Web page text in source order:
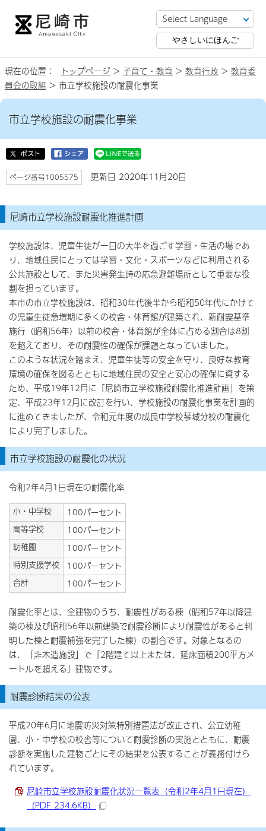
やさしいにほんご
現在の位置： トップページ > 子育て・教育 > 教育行政 > 教育委
員会の取組 > 市立学校施設の耐震化事業
市立学校施設の耐震化事業
ページ番号1005575 更新日 2020年11月20日
尼崎市立学校施設耐震化推進計画
学校施設は、児童生徒が一日の大半を過ごす学習・生活の場であ
り、地域住民にとっては学習・文化・スポーツなどに利用される
公共施設として、また災害発生時の応急避難場所として重要な役
割を担っています。
本市の市立学校施設は、昭和30年代後半から昭和50年代にかけて
の児童生徒急増期に多くの校舎・体育館が建築され、新耐震基準
施行（昭和56年）以前の校舎・体育館が全体に占める割合は8割
を超えており、その耐震性の確保が課題となっていました。
このような状況を踏まえ、児童生徒等の安全を守り、良好な教育
環境の確保を図るとともに地域住民の安全と安心の確保に資する
ため、平成19年12月に「尼崎市立学校施設耐震化推進計画」を策
定、平成23年12月に改訂を行い、学校施設の耐震化事業を計画的
に進めてきましたが、令和元年度の成良中学校琴城分校の耐震化
により完了しました。
市立学校施設の耐震化の状況
令和2年4月1日現在の耐震化率
小・中学校
100パーセント
高等学校
100パーセント
幼稚園
100パーセント
特別支援学校
100パーセント
合計
100パーセント
耐震化率とは、全建物のうち、耐震性がある棟（昭和57年以降建
築の棟及び昭和56年以前建築で耐震診断により耐震性があると判
明した棟と耐震補強を完了した棟）の割合です。対象となるの
は、「非木造施設」で「2階建て以上または、延床面積200平方メ
ートルを超える」建物です。
耐震診断結果の公表
平成20年6月に地震防災対策特別措置法が改正され、公立幼稚
園、小・中学校の校舎等について耐震診断の実施とともに、耐震
診断を実施した建物ごとにその結果を公表することが義務付けら
れています。
尼崎市立学校施設耐震化状況一覧表（令和2年4月1日現在）
（PDF 234.6KB）